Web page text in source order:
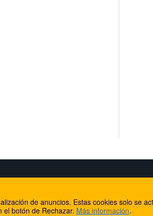
Internet Rural Mallorca
Registro de dominios
de anuncios. Estas cookies solo se
el botón de Rechazar. Más información.